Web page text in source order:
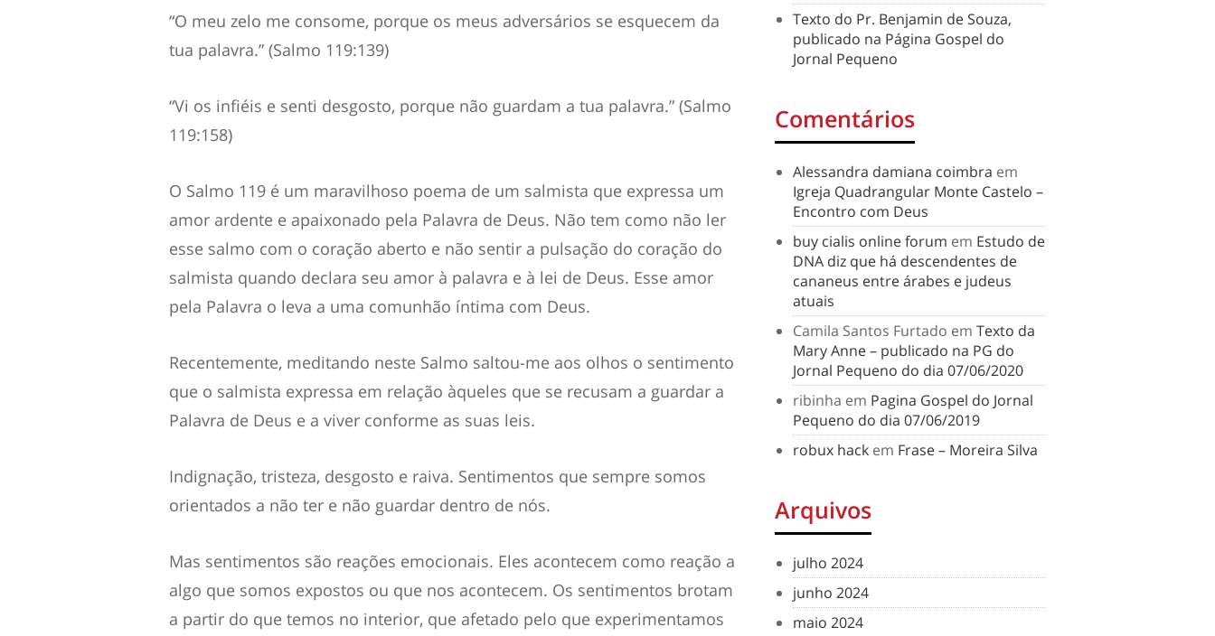
“O meu zelo me consome, porque os meus adversários se esquecem da
tua palavra.” (Salmo 119:139)
“Vi os infiéis e senti desgosto, porque não guardam a tua palavra.” (Salmo
119:158)
O Salmo 119 é um maravilhoso poema de um salmista que expressa um
amor ardente e apaixonado pela Palavra de Deus. Não tem como não ler
esse salmo com o coração aberto e não sentir a pulsação do coração do
salmista quando declara seu amor à palavra e à lei de Deus. Esse amor
pela Palavra o leva a uma comunhão íntima com Deus.
Recentemente, meditando neste Salmo saltou-me aos olhos o sentimento
que o salmista expressa em relação àqueles que se recusam a guardar a
Palavra de Deus e a viver conforme as suas leis.
Indignação, tristeza, desgosto e raiva. Sentimentos que sempre somos
orientados a não ter e não guardar dentro de nós.
Mas sentimentos são reações emocionais. Eles acontecem como reação a
algo que somos expostos ou que nos acontecem. Os sentimentos brotam
a partir do que temos no interior, que afetado pelo que experimentamos
Texto do Pr. Benjamin de Souza,
publicado na Página Gospel do
Jornal Pequeno
Comentários
Alessandra damiana coimbra em
Igreja Quadrangular Monte Castelo –
Encontro com Deus
buy cialis online forum em Estudo de
DNA diz que há descendentes de
cananeus entre árabes e judeus
atuais
Camila Santos Furtado em Texto da
Mary Anne – publicado na PG do
Jornal Pequeno do dia 07/06/2020
ribinha em Pagina Gospel do Jornal
Pequeno do dia 07/06/2019
robux hack em Frase – Moreira Silva
Arquivos
julho 2024
junho 2024
maio 2024